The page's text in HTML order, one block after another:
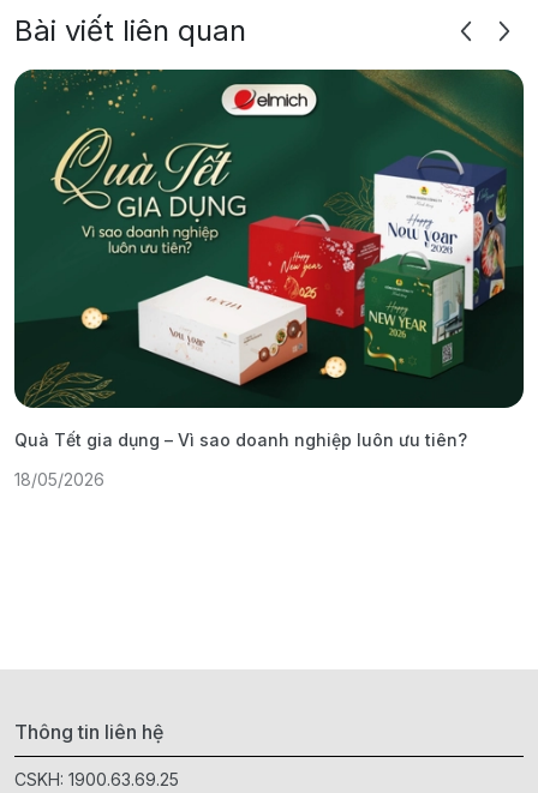
Bài viết liên quan
Quà Tết gia dụng – Vì sao doanh nghiệp luôn ưu tiên?
18/05/2026
Thông tin liên hệ
CSKH: 1900.63.69.25